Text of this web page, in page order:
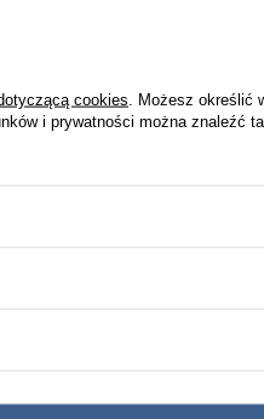
osobisty.
jest przezroczysta i
, podczas wkładania i
cookies . Możesz określić
i prywatności można znaleźć